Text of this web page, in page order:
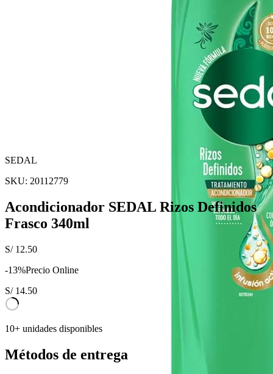
SEDAL
SKU: 20112779
Acondicionador SEDAL Rizos Definidos
Frasco 340ml
S/ 12.50
-13%Precio Online
S/ 14.50
10+ unidades disponibles
Métodos de entrega